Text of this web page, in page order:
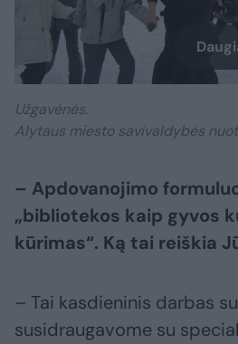
Užgavėnės.
Alytaus miesto savivaldybės
– Apdovanojimo
„bibliotekos kaip gyvos
kūrimas“. Ką tai reiškia
– Tai kasdieninis darbas
susidraugavome su